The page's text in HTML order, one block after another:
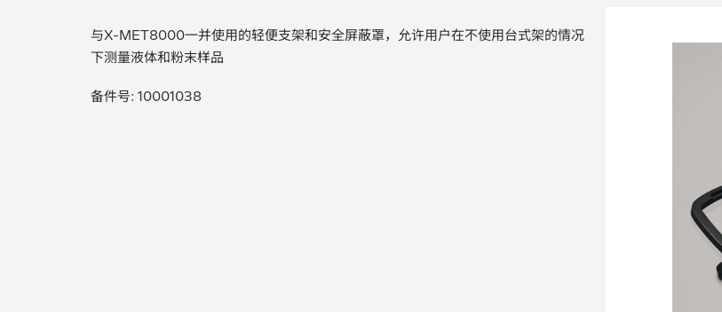
与X-MET8000一并使用的轻便支架和安全屏蔽罩，允许用户在不使用台式架的情况
下测量液体和粉末样品
备件号: 10001038